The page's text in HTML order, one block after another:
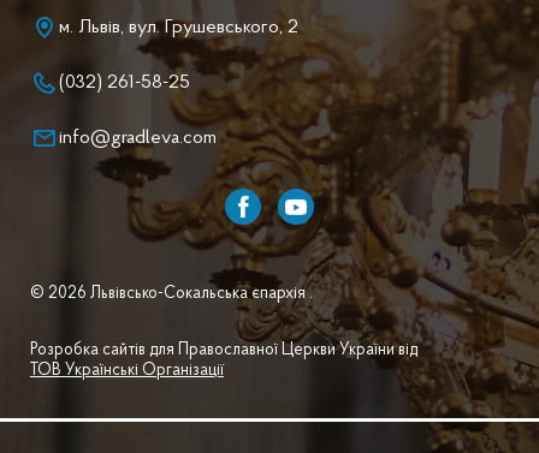
м. Львів, вул. Грушевського, 2
(032) 261-58-25
info@gradleva.com
© 2026 Львівсько-Сокальська єпархія .
Розробка сайтів для Православної Церкви України від
ТОВ Українські Організації